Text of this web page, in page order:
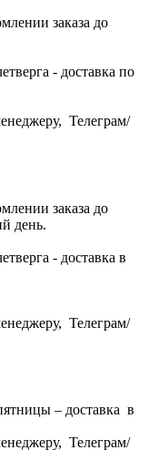
заказа до
- доставка по
Телеграм/
заказа до
день.
- доставка в
Телеграм/
– доставка в
Телеграм/